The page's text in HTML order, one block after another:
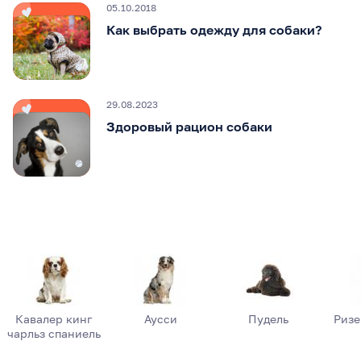
05.10.2018
Как выбрать одежду для собаки?
29.08.2023
Здоровый рацион собаки
Кавалер кинг
чарльз спаниель
Аусси Пудель